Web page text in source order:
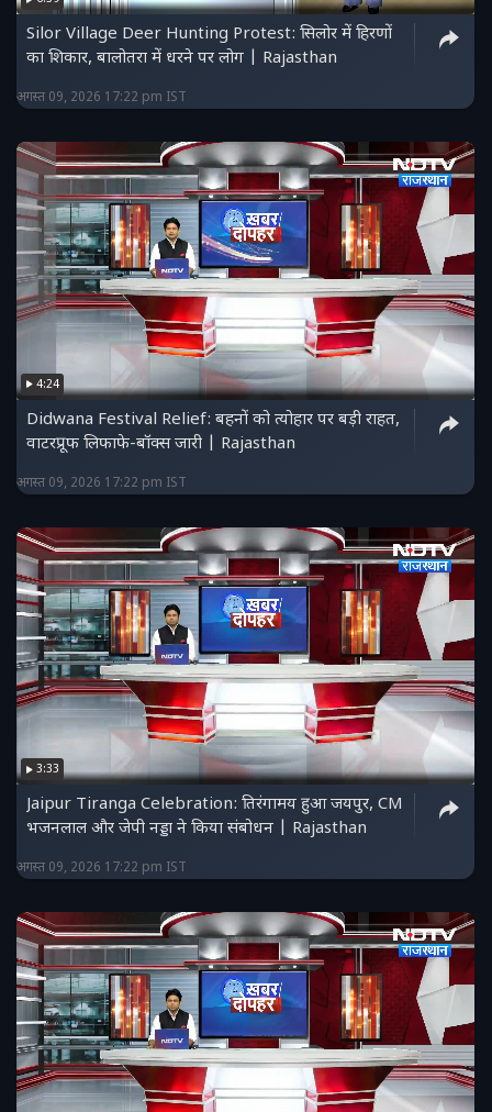
Silor Village Deer Hunting Protest: सिलोर में हिरणों
का शिकार, बालोतरा में धरने पर लोग | Rajasthan
अगस्त 09, 2026 17:22 pm IST
4:24
Didwana Festival Relief: बहनों को त्योहार पर बड़ी राहत,
वाटरप्रूफ लिफाफे-बॉक्स जारी | Rajasthan
अगस्त 09, 2026 17:22 pm IST
3:33
Jaipur Tiranga Celebration: तिरंगामय हुआ जयपुर, CM
भजनलाल और जेपी नड्डा ने किया संबोधन | Rajasthan
अगस्त 09, 2026 17:22 pm IST